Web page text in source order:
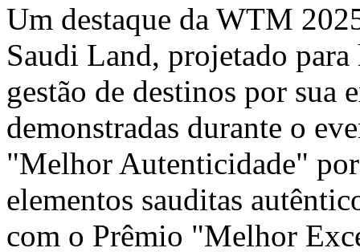
Um destaque da WTM
Saudi Land, projetado para
gestão de destinos por sua
demonstradas durante o
"Melhor Autenticidade"
elementos sauditas
com o Prêmio "Melhor